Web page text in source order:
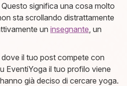
significa una cosa molto
sta scrollando distrattamente
un insegnante , un
il tuo post compete con
EventiYoga il tuo profilo viene
già deciso di cercare yoga.